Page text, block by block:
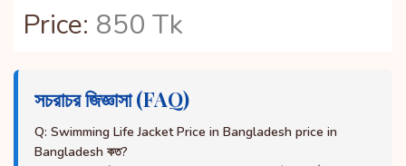
Price: 850 Tk
সচরাচর জিজ্ঞাসা (FAQ)
Q: Swimming Life Jacket Price in Bangladesh price in
Bangladesh কত?